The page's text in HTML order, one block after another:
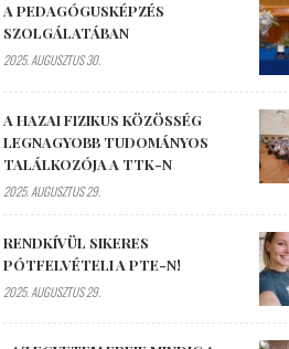
A PEDAGÓGUSKÉPZÉS
SZOLGÁLATÁBAN
2025. AUGUSZTUS 30.
A HAZAI FIZIKUS KÖZÖSSÉG
LEGNAGYOBB TUDOMÁNYOS
TALÁLKOZÓJA A TTK-N
2025. AUGUSZTUS 29.
RENDKÍVÜL SIKERES
PÓTFELVÉTELI A PTE-N!
2025. AUGUSZTUS 29.